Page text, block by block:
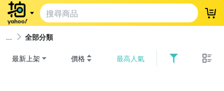
登
全部分類
最新上架 價格 最高人氣